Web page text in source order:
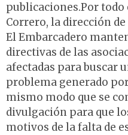
publicaciones.Por
Correro, la dirección
El Embarcadero
directivas de las
afectadas para buscar
problema generado
mismo modo que se
divulgación para que
motivos de la falta de